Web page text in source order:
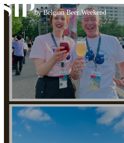
Skip to content
by Belgian Beer Weekend